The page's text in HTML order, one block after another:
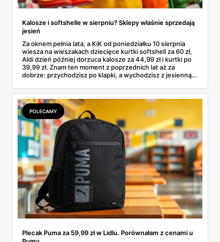
Kalosze i softshelle w sierpniu? Sklepy właśnie sprzedają
jesień
Za oknem pełnia lata, a KiK od poniedziałku 10 sierpnia
wiesza na wieszakach dziecięce kurtki softshell za 60 zł,
Aldi dzień później dorzuca kalosze za 44,99 zł i kurtki po
39,99 zł. Znam ten moment z poprzednich lat aż za
dobrze: przychodzisz po klapki, a wychodzisz z jesienną
pojawi się w gazetkach w przyszłym tygodniu i czy jest
sens kupować jesień, zanim skończą się wakacje.
POLECAMY
Plecak Puma za 59,99 zł w Lidlu. Porównałam z cenami u